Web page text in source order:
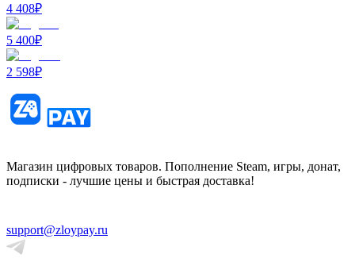
4 408₽
5 400₽
2 598₽
Магазин цифровых товаров. Пополнение Steam, игры, донат,
подписки - лучшие цены и быстрая доставка!
support@zloypay.ru